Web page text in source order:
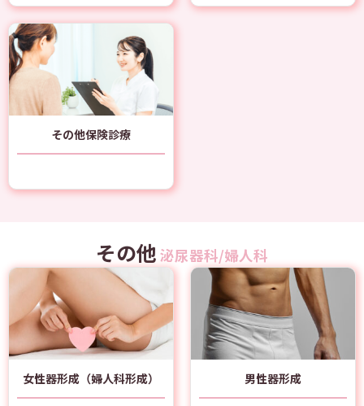
その他保険診療
その他 泌尿器科/婦人科
女性器形成（婦人科形成） 男性器形成